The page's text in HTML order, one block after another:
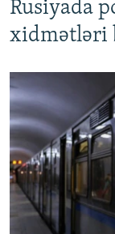
Rusiyada
xidmətləri